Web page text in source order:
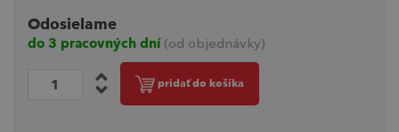
Odosielame
do 3 pracovných dní (od objednávky)
pridať do košíka